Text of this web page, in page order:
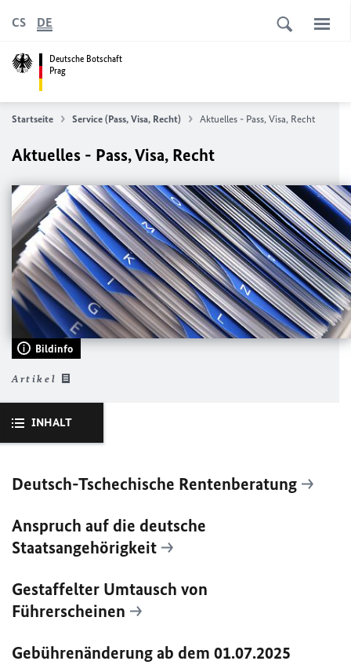
Deutsche Botschaft
Prag
CS DE
Startseite Service (Pass, Visa, Recht) Aktuelles - Pass, Visa, Recht
Aktuelles - Pass, Visa, Recht
Bildinfo
Artikel
INHALT
Deutsch-Tschechische Rentenberatung
Anspruch auf die deutsche
Staatsangehörigkeit
Gestaffelter Umtausch von
Führerscheinen
Gebührenänderung ab dem 01.07.2025